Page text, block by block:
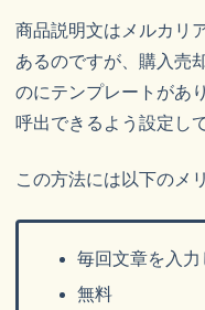
商品説明文はメルカリ
あるのですが、購入売
のにテンプレートがあ
呼出できるよう設定し
この方法には以下のメ
毎回文章を入
無料